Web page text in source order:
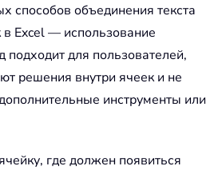
способов объединения текста
в Excel — использование
для пользователей,
решения внутри ячеек и не
инструменты или
где должен появиться